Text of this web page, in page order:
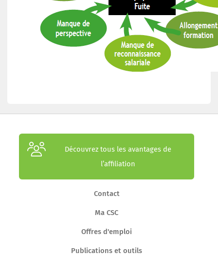
Découvrez tous les avantages de
l’affiliation
Contact
Ma CSC
Offres d'emploi
Publications et outils